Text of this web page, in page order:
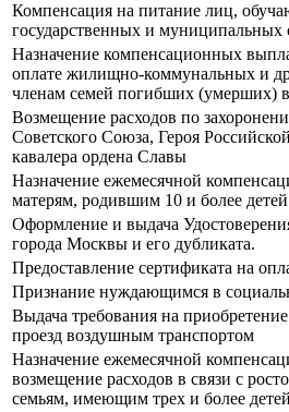
Компенсация на питание лиц,
государственных и муниципальных
Назначение компенсационных
оплате жилищно-коммунальных и
членам семей погибших (умерших)
Возмещение расходов по
Советского Союза, Героя
кавалера ордена Славы
Назначение ежемесячной
матерям, родившим 10 и более
Оформление и выдача
города Москвы и его дубликата.
Предоставление сертификата на
Признание нуждающимся в
Выдача требования на
проезд воздушным транспортом
Назначение ежемесячной
возмещение расходов в связи с
семьям, имеющим трех и более детей